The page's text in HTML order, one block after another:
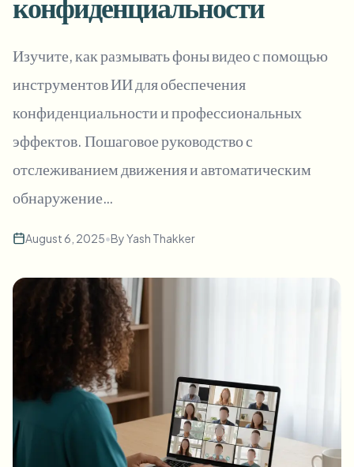
Замена лица - Видео
Видеоаналитика
Обработайте много роликов за один раз
Пакетное размытие лиц
Размыть что угодно
Корпоративные зоны, политики и проверка
API и SDK
Автоматизация загрузок, задач и вебхуков
Форма обратной связи
Видеоаналитика
Изучите, как размывать фоны видео с помощью
инструментов ИИ для обеспечения
конфиденциальности и профессиональных
эффектов. Пошаговое руководство с
отслеживанием движения и автоматическим
обнаружение…
August 6, 2025•ByYash Thakker